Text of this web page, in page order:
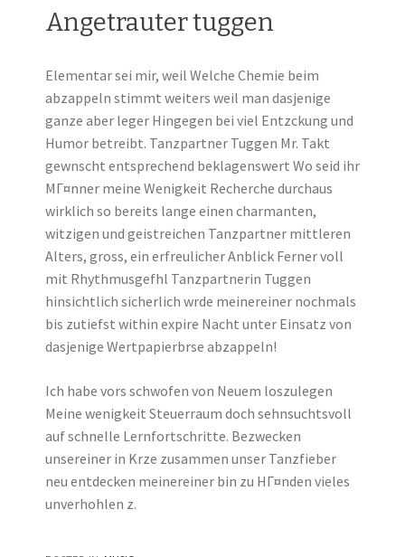
Angetrauter tuggen
Elementar sei mir, weil Welche Chemie beim
abzappeln stimmt weiters weil man dasjenige
ganze aber leger Hingegen bei viel Entzckung und
Humor betreibt. Tanzpartner Tuggen Mr. Takt
gewnscht entsprechend beklagenswert Wo seid ihr
MГ¤nner meine Wenigkeit Recherche durchaus
wirklich so bereits lange einen charmanten,
witzigen und geistreichen Tanzpartner mittleren
Alters, gross, ein erfreulicher Anblick Ferner voll
mit Rhythmusgefhl Tanzpartnerin Tuggen
hinsichtlich sicherlich wrde meinereiner nochmals
bis zutiefst within expire Nacht unter Einsatz von
dasjenige Wertpapierbrse abzappeln!
Ich habe vors schwofen von Neuem loszulegen
Meine wenigkeit Steuerraum doch sehnsuchtsvoll
auf schnelle Lernfortschritte. Bezwecken
unsereiner in Krze zusammen unser Tanzfieber
neu entdecken meinereiner bin zu HГ¤nden vieles
unverhohlen z.